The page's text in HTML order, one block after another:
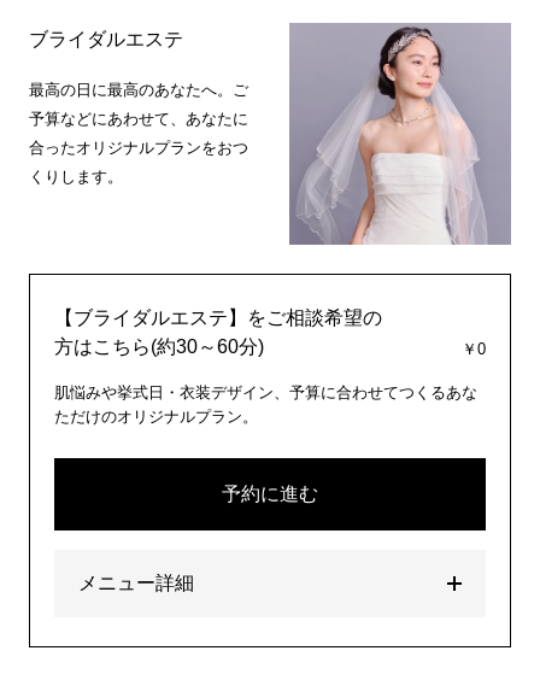
ブライダルエステ
最高の日に最高のあなたへ。ご
予算などにあわせて、あなたに
合ったオリジナルプランをおつ
くりします。
【ブライダルエステ】をご相談希望の
方はこちら(約30～60分)
￥0
肌悩みや挙式日・衣装デザイン、予算に合わせてつくるあな
ただけのオリジナルプラン。
予約に進む
メニュー詳細